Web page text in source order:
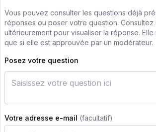
Vous pouvez consulter les questions déjà
réponses ou poser votre question.
ultérieurement pour visualiser la réponse.
que si elle est approuvée par un modérateur.
Posez votre question
Votre adresse e-mail (facultatif)